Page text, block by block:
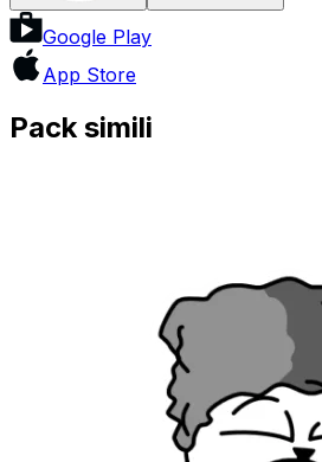
Google Play
App Store
Pack simili